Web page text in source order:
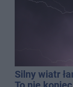
Silny wiatr